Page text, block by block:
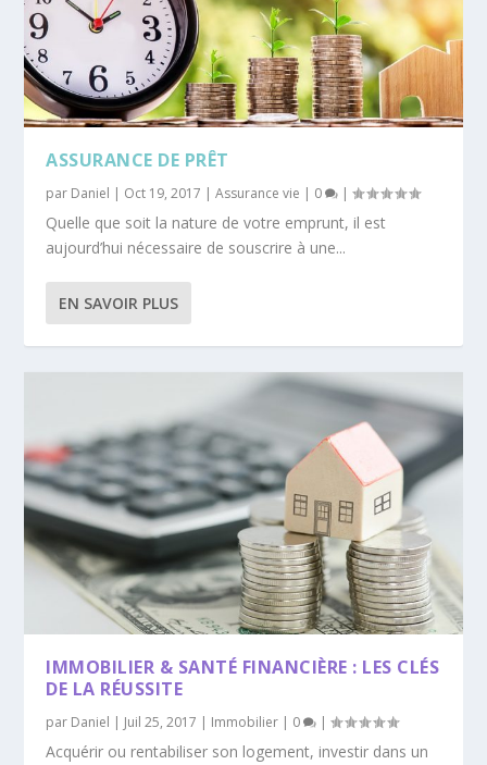
ASSURANCE DE PRÊT
par Daniel | Oct 19, 2017 |Assurance vie | 0 |
Quelle que soit la nature de votre emprunt, il est
aujourd’hui nécessaire de souscrire à une...
EN SAVOIR PLUS
IMMOBILIER & SANTÉ FINANCIÈRE : LES CLÉS
DE LA RÉUSSITE
par Daniel | Juil 25, 2017 | Immobilier | 0 |
Acquérir ou rentabiliser son logement, investir dans un